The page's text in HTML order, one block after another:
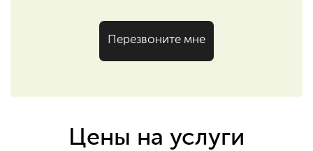
Перезвоните мне
Цены на услуги